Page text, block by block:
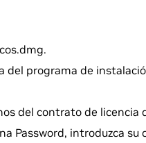
del programa de
del contrato de licencia
Password, introduzca su